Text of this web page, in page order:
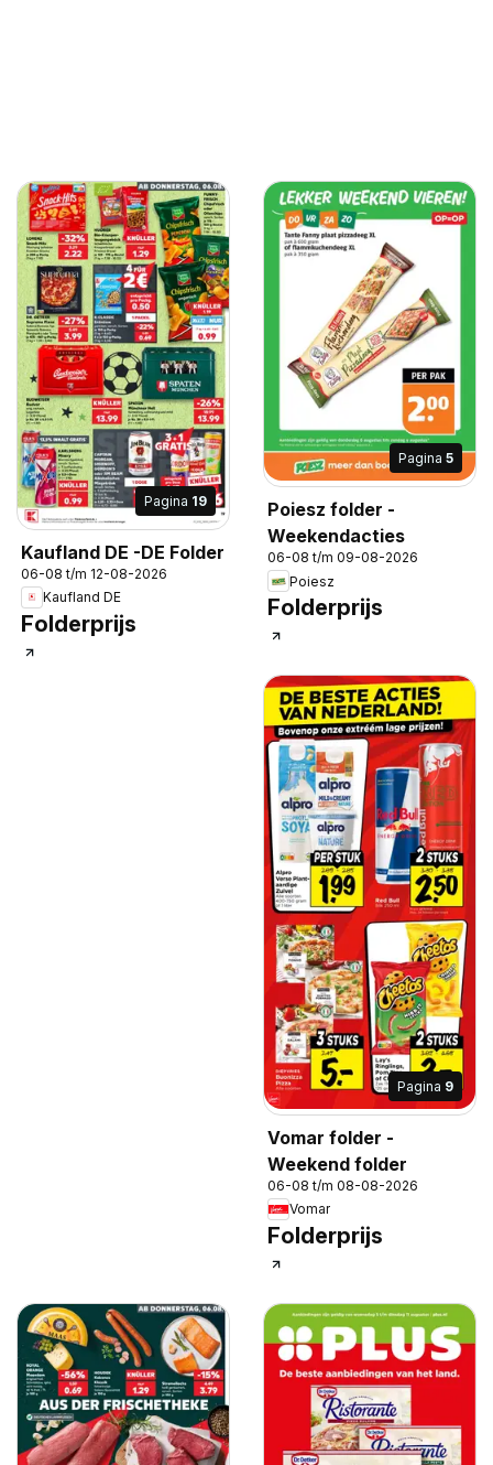
Pagina 19
Kaufland DE -DE Folder
06-08 t/m 12-08-2026
Kaufland DE
Folderprijs
Pagina 5
Poiesz folder -
Weekendacties
06-08 t/m 09-08-2026
Poiesz
Folderprijs
Pagina 9
Vomar folder -
Weekend folder
06-08 t/m 08-08-2026
Vomar
Folderprijs